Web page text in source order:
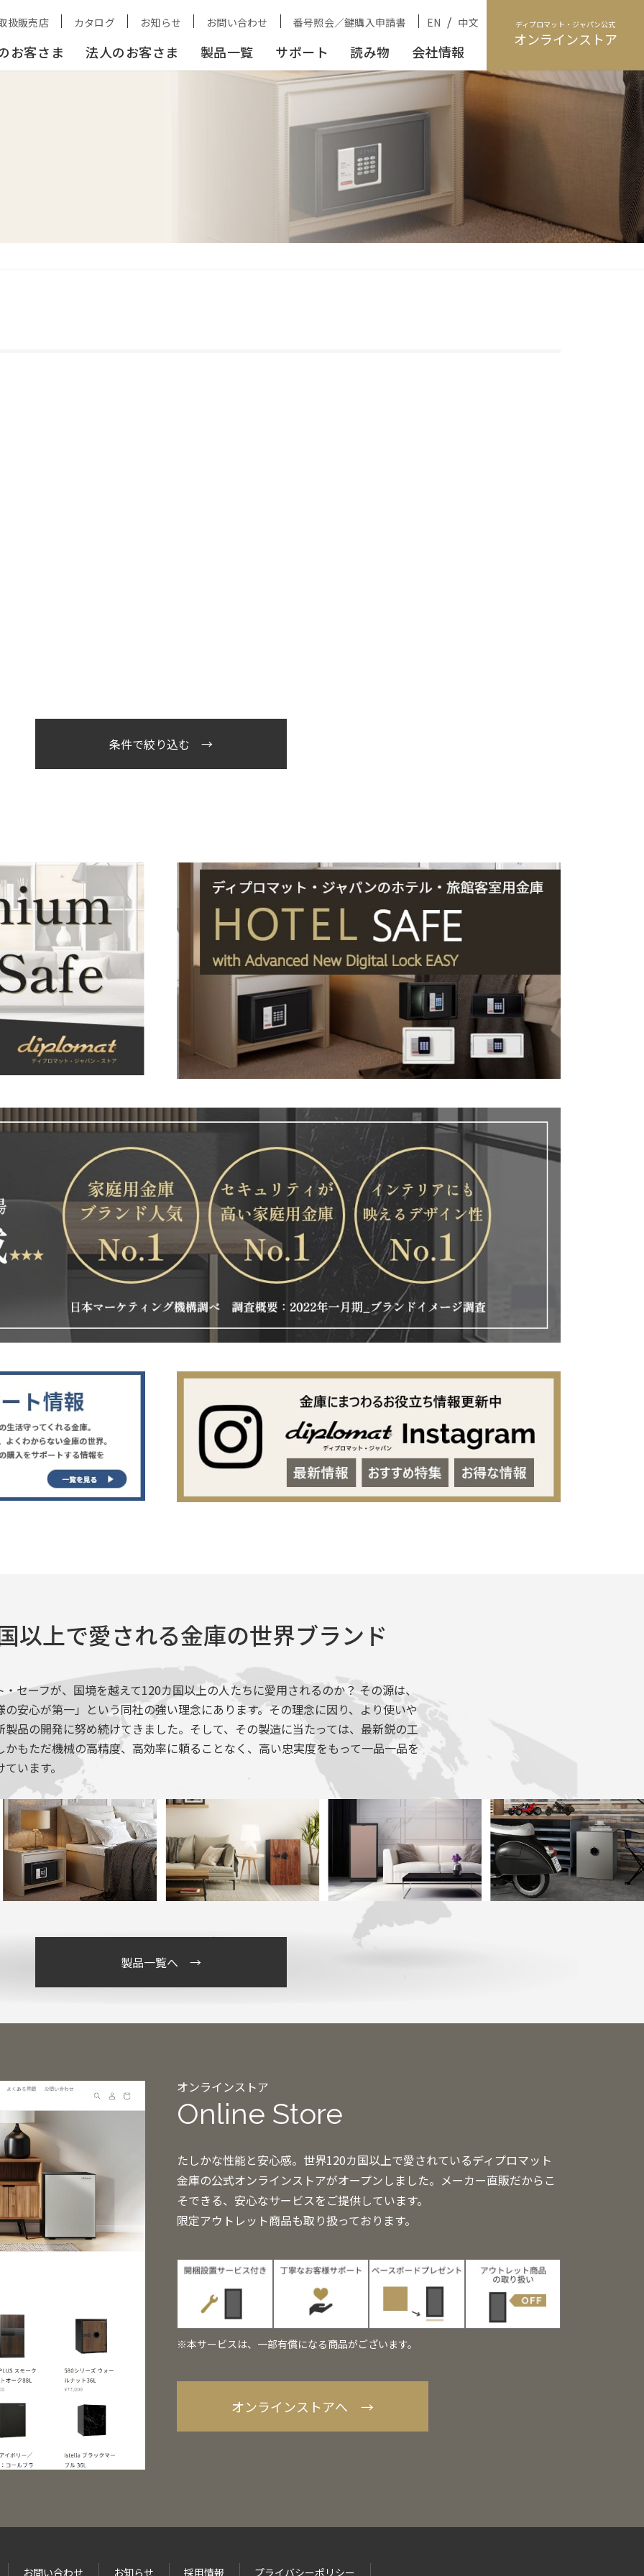
扱販売店 カタログ お知らせ お問い合わせ 番号照会／鍵購入申請書 EN / 中文
お客さま 法人のお客さま 製品一覧 サポート 読み物 会社情報
ディプロマット・ジャパン公式
オンラインストア
条件で絞り込む →
以上で愛される金庫の世界ブランド
セーフが、国境を越えて120カ国以上の人たちに愛用されるのか？ その源は、
安心が第一」という同社の強い理念にあります。その理念に因り、より使いや
品の開発に努め続けてきました。そして、その製造に当たっては、最新鋭の工
かもただ機械の高精度、高効率に頼ることなく、高い忠実度をもって一品一品を
います。
製品一覧へ →
オンラインストア
Online Store
たしかな性能と安心感。世界120カ国以上で愛されているディプロマット
金庫の公式オンラインストアがオープンしました。メーカー直販だからこ
そできる、安心なサービスをご提供しています。
限定アウトレット商品も取り扱っております。
※本サービスは、一部有償になる商品がございます。
オンラインストアへ →
お問い合わせ お知らせ 採用情報 プライバシーポリシー